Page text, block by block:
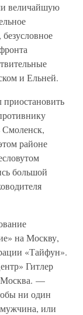
величайшую
безусловное
и Ельней.
Смоленск,
районе
большой
на Москву,
«Тайфун».
Гитлер
Москва. —
ни один
мужчина, или